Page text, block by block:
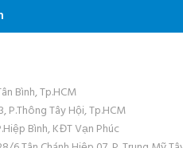
Bình, Tp.HCM
P.Thông Tây Hội, Tp.HCM
Bình, KĐT Vạn Phúc